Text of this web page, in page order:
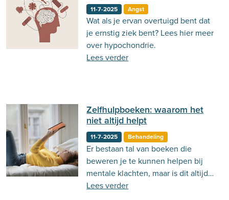
11-7-2025 Angst
Wat als je ervan overtuigd bent dat
je ernstig ziek bent? Lees hier meer
over hypochondrie.
Lees verder
Zelfhulpboeken: waarom het
niet altijd helpt
11-7-2025 Behandeling
Er bestaan tal van boeken die
beweren je te kunnen helpen bij
mentale klachten, maar is dit altijd
zo? Lees er hier meer over!
Lees verder